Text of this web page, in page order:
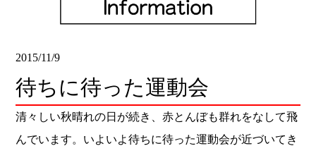
2015/11/9
待ちに待った運動会
清々しい秋晴れの日が続き、赤とんぼも群れをなして飛
んでいます。 いよいよ待ちに待った運動会が近づいてき